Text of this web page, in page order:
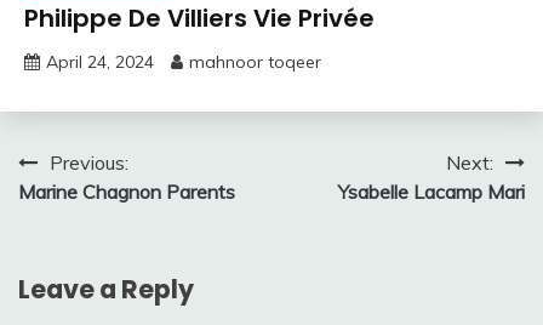
Philippe De Villiers Vie Privée
April 24, 2024 mahnoor toqeer
Post
navigation
Previous:
Marine Chagnon Parents
Next:
Ysabelle Lacamp Mari
Leave a Reply